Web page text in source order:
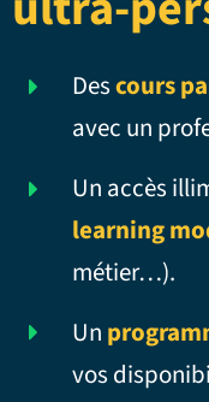
Descours
avec un
Un accès
learning
métier…).
Un
vos